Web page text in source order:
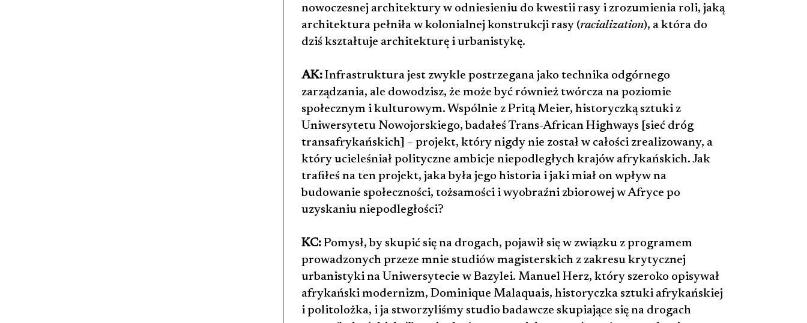
nowoczesnej architektury w odniesieniu do kwestii rasy i zrozumienia roli, jaką
architektura pełniła w kolonialnej konstrukcji rasy (racialization), a która do
dziś kształtuje architekturę i urbanistykę.
AK: Infrastruktura jest zwykle postrzegana jako technika odgórnego
zarządzania, ale dowodzisz, że może być również twórcza na poziomie
społecznym i kulturowym. Wspólnie z Pritą Meier, historyczką sztuki z
Uniwersytetu Nowojorskiego, badałeś Trans-African Highways [sieć dróg
transafrykańskich] – projekt, który nigdy nie został w całości zrealizowany, a
który ucieleśniał polityczne ambicje niepodległych krajów afrykańskich. Jak
trafiłeś na ten projekt, jaka była jego historia i jaki miał on wpływ na
budowanie społeczności, tożsamości i wyobraźni zbiorowej w Afryce po
uzyskaniu niepodległości?
KC: Pomysł, by skupić się na drogach, pojawił się w związku z programem
prowadzonych przeze mnie studiów magisterskich z zakresu krytycznej
urbanistyki na Uniwersytecie w Bazylei. Manuel Herz, który szeroko opisywał
afrykański modernizm, Dominique Malaquais, historyczka sztuki afrykańskiej
i politolożka, i ja stworzyliśmy studio badawcze skupiające się na drogach